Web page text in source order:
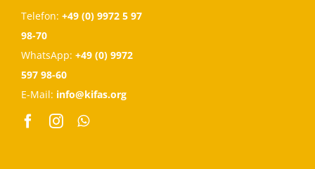
Telefon: +49 (0) 9972 5 97
98-70
WhatsApp: +49 (0) 9972
597 98-60
E-Mail: info@kifas.org